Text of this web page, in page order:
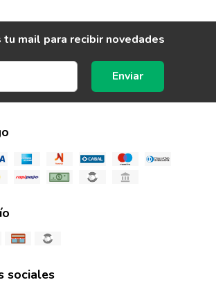
tu mail para recibir novedades
Enviar
sociales